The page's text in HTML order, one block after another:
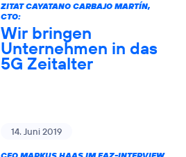
ZITAT CAYATANO CARBAJO MARTÍN,
CTO:
Wir bringen
Unternehmen in das
5G Zeitalter
14. Juni 2019